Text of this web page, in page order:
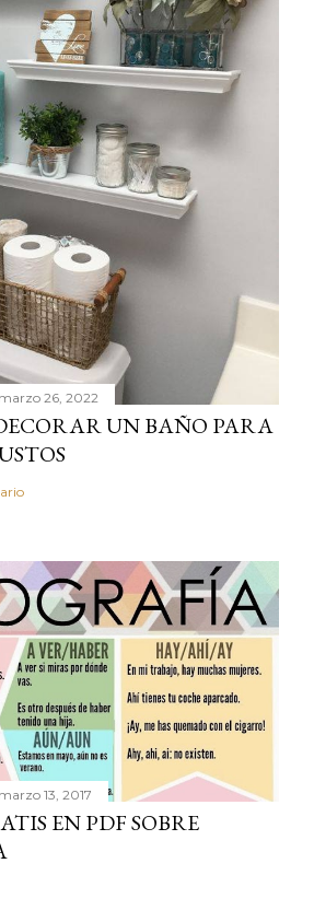
marzo 26, 2022
UN BAÑO PARA
marzo 13, 2017
EN PDF SOBRE